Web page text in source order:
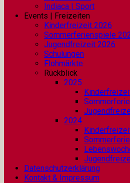
Indiaca | Sport
Events | Freizeiten
Kinderfreizeit 2026
Sommerferienspiele
Jugendfreizeit 2026
Schulungen
Flohmärkte
Rückblick
2025
2024
Datenschutzerklärung
Kontakt & Impressum